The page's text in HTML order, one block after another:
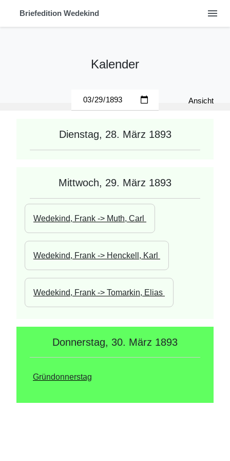
Briefedition Wedekind menu
Kalender
Ansicht
Dienstag, 28. März 1893
Mittwoch, 29. März 1893
Wedekind, Frank -> Muth, Carl
Wedekind, Frank -> Henckell, Karl
Wedekind, Frank -> Tomarkin, Elias
Donnerstag, 30. März 1893
Gründonnerstag